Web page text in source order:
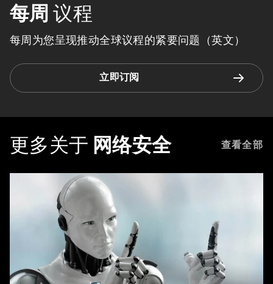
每周 议程
每周为您呈现推动全球议程的紧要问题（英文）
立即订阅
更多关于 网络安全 查看全部